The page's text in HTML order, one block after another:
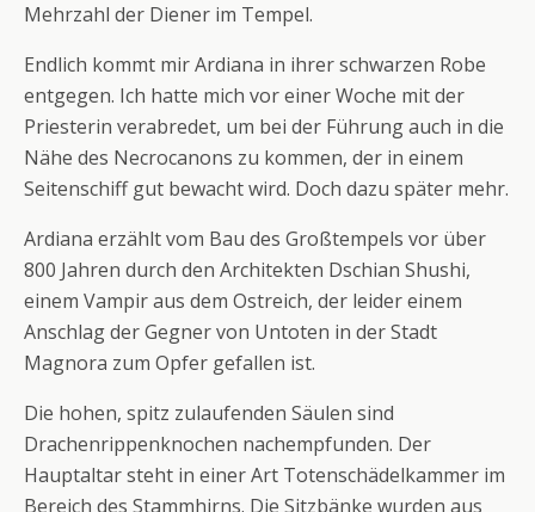
Mehrzahl der Diener im Tempel.
Endlich kommt mir Ardiana in ihrer schwarzen Robe
entgegen. Ich hatte mich vor einer Woche mit der
Priesterin verabredet, um bei der Führung auch in die
Nähe des Necrocanons zu kommen, der in einem
Seitenschiff gut bewacht wird. Doch dazu später mehr.
Ardiana erzählt vom Bau des Großtempels vor über
800 Jahren durch den Architekten Dschian Shushi,
einem Vampir aus dem Ostreich, der leider einem
Anschlag der Gegner von Untoten in der Stadt
Magnora zum Opfer gefallen ist.
Die hohen, spitz zulaufenden Säulen sind
Drachenrippenknochen nachempfunden. Der
Hauptaltar steht in einer Art Totenschädelkammer im
Bereich des Stammhirns. Die Sitzbänke wurden aus